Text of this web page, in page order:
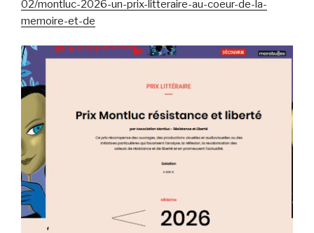
02/montluc-2026-un-prix-litteraire-au-coeur-de-la-
memoire-et-de